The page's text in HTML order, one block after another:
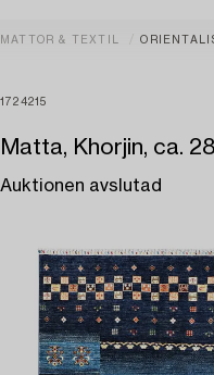
MATTOR & TEXTIL
1724215
Matta, Khorjin, ca.
Auktionen avslutad